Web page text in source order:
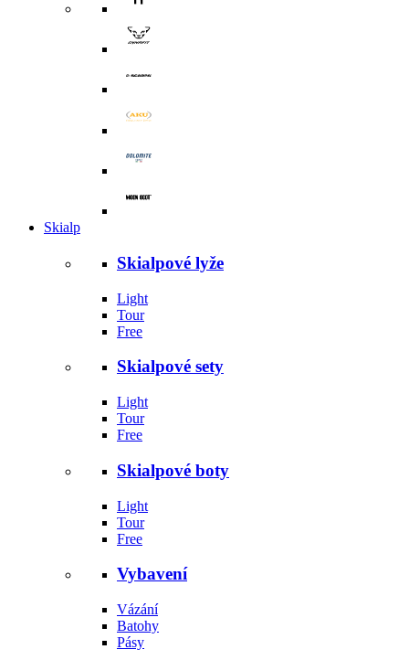
Skialp
Skialpové lyže
Light
Tour
Free
Skialpové sety
Light
Tour
Free
Skialpové boty
Light
Tour
Free
Vybavení
Vázání
Batohy
Pásy